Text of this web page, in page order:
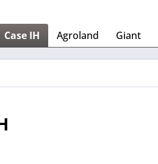
Case IH Agroland Giant